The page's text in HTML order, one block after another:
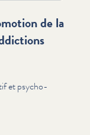
de la
et psycho-